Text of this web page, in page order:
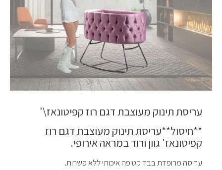
עריסת תינוק מעוצבת דגם רוז קפיטונאז\'
**חיסול**עריסת תינוק מעוצבת דגם רוז
קפיטונאז' גוון ורוד במראה אירופי.
עריסה מרופדת בבד קטיפה איכותי ללא פשרות.